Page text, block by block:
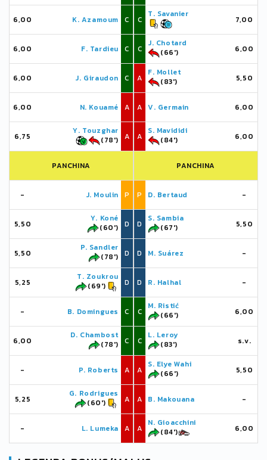
6,00 K. Azamoum C
6,00 F. Tardieu C
6,00 J. Giraudon C
6,00 N. Kouamé A
6,75
Y. Touzghar
(78')
A
PANCHINA
- J. Moulin P
5,50
Y. Koné
(60')
D
5,50
P. Sandler
(78')
D
5,25
T. Zoukrou
(69')
D
- B. Domingues C
6,00
D. Chambost
(78')
C
- P. Roberts A
5,25
G. Rodrigues
(60')
A
- L. Lumeka A
C
T. Savanier
7,00
C
J. Chotard
(66')
6,00
A
F. Mollet
(83')
5,50
A V. Germain 6,00
A
S. Mavididi
(84')
6,00
PANCHINA
P D. Bertaud -
D
S. Sambia
(67')
5,50
D M. Suárez -
D R. Halhal -
C
M. Ristić
(66')
6,00
C
L. Leroy
(83')
s.v.
A
S. Elye Wahi
(66')
5,50
A B. Makouana -
A
N. Gioacchini
(84')
6,00